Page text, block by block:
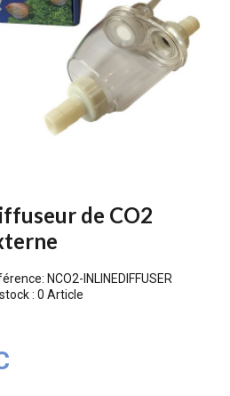
de CO2
NCO2-INLINEDIFFUSER
:0 Article